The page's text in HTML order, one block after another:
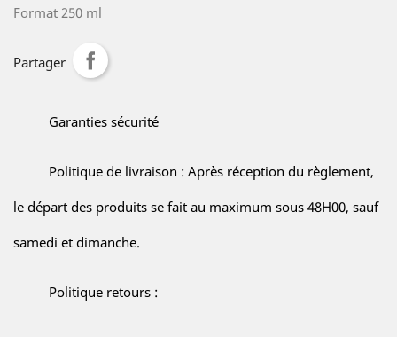
Format 250 ml
Partager
Garanties sécurité
Politique de livraison : Après réception du règlement,
le départ des produits se fait au maximum sous 48H00, sauf
samedi et dimanche.
Politique retours :